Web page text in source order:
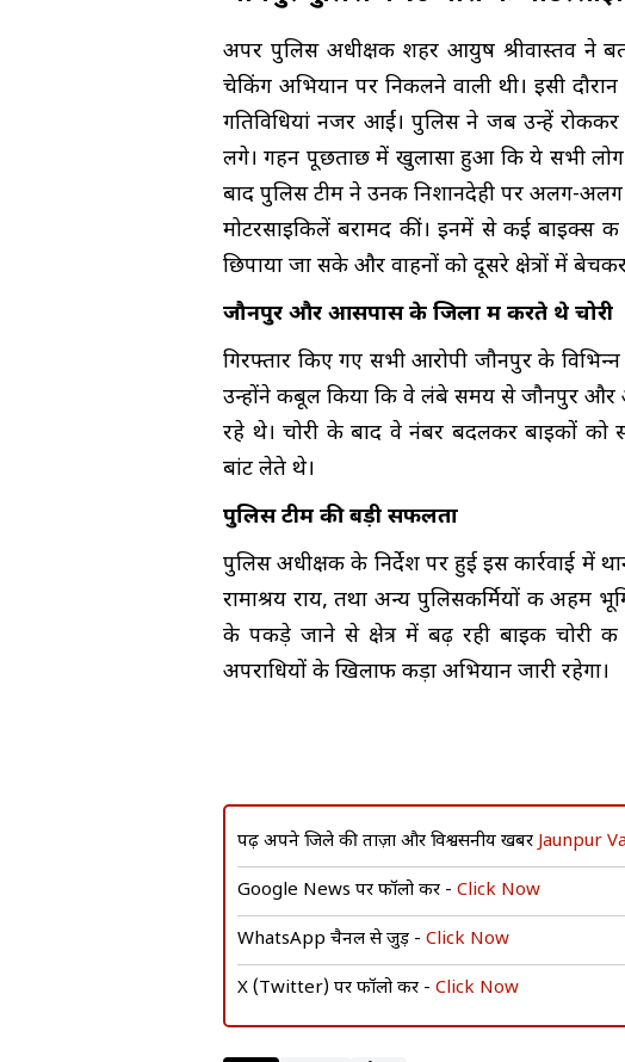
अपर पुलिस अधीक्षक शहर आयुष श्रीवास्तव ने
चेकिंग अभियान पर निकलने वाली थी। इसी
गतिविधियां नजर आईं। पुलिस ने जब उन्हें
लगे। गहन पूछताछ में खुलासा हुआ कि ये सभी लोग
बाद पुलिस टीम ने उनकी निशानदेही पर अलग-
मोटरसाइकिलें बरामद कीं। इनमें से कई बाइक्स
छिपाया जा सके और वाहनों को दूसरे क्षेत्रों में
जौनपुर और आसपास के जिलों में करते थे चोरी
गिरफ्तार किए गए सभी आरोपी जौनपुर के
उन्होंने कबूल किया कि वे लंबे समय से जौनपुर और
रहे थे। चोरी के बाद वे नंबर बदलकर बाइकों
बांट लेते थे।
पुलिस टीम की बड़ी सफलता
पुलिस अधीक्षक के निर्देश पर हुई इस कार्रवाई में
रामाश्रय राय, तथा अन्य पुलिसकर्मियों की अहम
के पकड़े जाने से क्षेत्र में बढ़ रही बाइक चोरी
अपराधियों के खिलाफ कड़ा अभियान जारी रहेगा।
पढ़ें अपने जिले की ताज़ा और विश्वसनीय खबरें Jaunpur
Google News पर फॉलो करें - Click Now
WhatsApp चैनल से जुड़ें - Click Now
X (Twitter) पर फॉलो करें - Click Now